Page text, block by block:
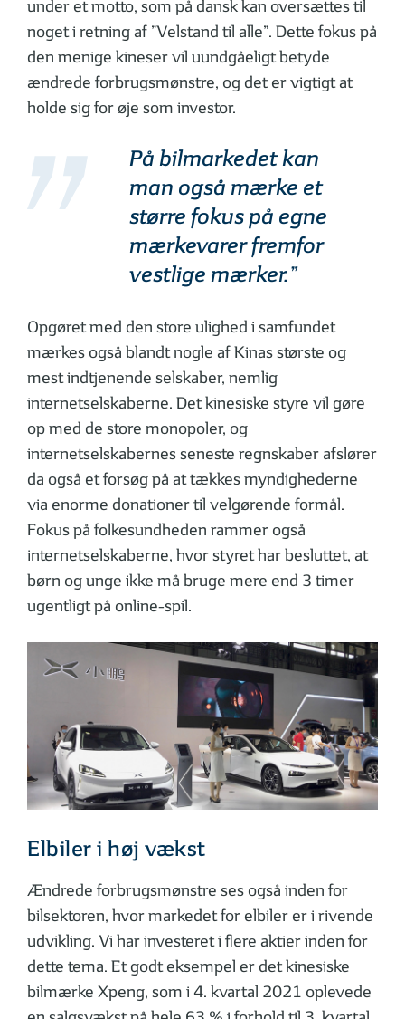
under et motto, som på dansk kan oversættes til
noget i retning af ”Velstand til alle”. Dette fokus på
den menige kineser vil uundgåeligt betyde
ændrede forbrugsmønstre, og det er vigtigt at
holde sig for øje som investor.
På bilmarkedet kan
man også mærke et
større fokus på egne
mærkevarer fremfor
vestlige mærker.”
Opgøret med den store ulighed i samfundet
mærkes også blandt nogle af Kinas største og
mest indtjenende selskaber, nemlig
internetselskaberne. Det kinesiske styre vil gøre
op med de store monopoler, og
internetselskabernes seneste regnskaber afslører
da også et forsøg på at tækkes myndighederne
via enorme donationer til velgørende formål.
Fokus på folkesundheden rammer også
internetselskaberne, hvor styret har besluttet, at
børn og unge ikke må bruge mere end 3 timer
ugentligt på online-spil.
Elbiler i høj vækst
Ændrede forbrugsmønstre ses også inden for
bilsektoren, hvor markedet for elbiler er i rivende
udvikling. Vi har investeret i flere aktier inden for
dette tema. Et godt eksempel er det kinesiske
bilmærke Xpeng, som i 4. kvartal 2021 oplevede